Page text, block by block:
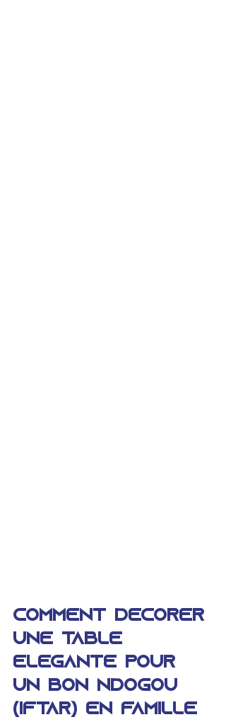
Comment décorer
une table
élégante pour
un bon Ndogou
(Iftar) en famille